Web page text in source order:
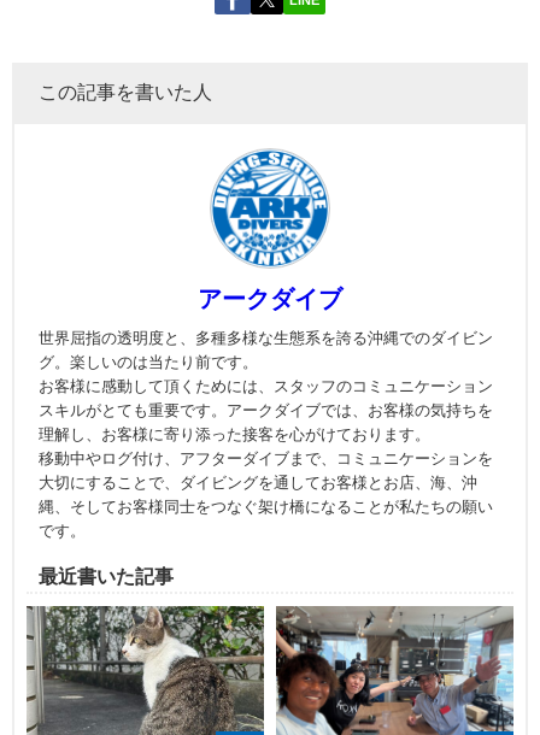
この記事を書いた人
アークダイブ
世界屈指の透明度と、多種多様な生態系を誇る沖縄でのダイビン
グ。楽しいのは当たり前です。
お客様に感動して頂くためには、スタッフのコミュニケーション
スキルがとても重要です。アークダイブでは、お客様の気持ちを
理解し、お客様に寄り添った接客を心がけております。
移動中やログ付け、アフターダイブまで、コミュニケーションを
大切にすることで、ダイビングを通してお客様とお店、海、沖
縄、そしてお客様同士をつなぐ架け橋になることが私たちの願い
です。
最近書いた記事